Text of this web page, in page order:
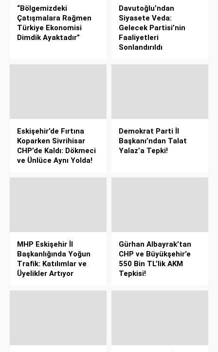
“Bölgemizdeki
Çatışmalara Rağmen
Türkiye Ekonomisi
Dimdik Ayaktadır”
Davutoğlu’ndan
Siyasete Veda:
Gelecek Partisi’nin
Faaliyetleri
Sonlandırıldı
Eskişehir’de Fırtına
Koparken Sivrihisar
CHP’de Kaldı: Dökmeci
ve Ünlüce Aynı Yolda!
Demokrat Parti İl
Başkanı’ndan Talat
Yalaz’a Tepki!
MHP Eskişehir İl
Başkanlığında Yoğun
Trafik: Katılımlar ve
Üyelikler Artıyor
Gürhan Albayrak’tan
CHP ve Büyükşehir’e
550 Bin TL’lik AKM
Tepkisi!